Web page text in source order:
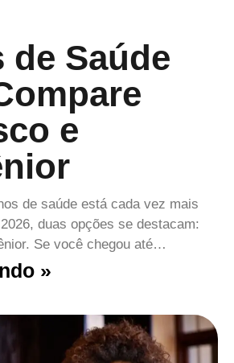
de Saúde
e
de saúde está cada vez mais
duas opções se destacam:
Se você chegou até…
»